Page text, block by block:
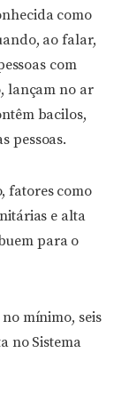
como
ao falar,
com
lançam no ar
bacilos,
pessoas.
fatores como
e alta
para o
mínimo, seis
no Sistema